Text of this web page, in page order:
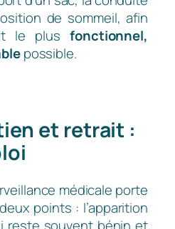
de sommeil, afin
le plusfonctionnel,
possible.
et retrait :
médicale porte
points : l’apparition
reste souvent bénin et